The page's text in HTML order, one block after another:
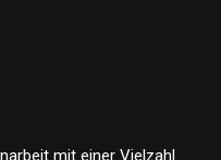
mit einer Vielzahl